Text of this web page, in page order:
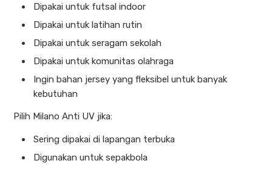
Dipakai untuk futsal indoor
Dipakai untuk latihan rutin
Dipakai untuk seragam sekolah
Dipakai untuk komunitas olahraga
Ingin bahan jersey yang fleksibel untuk banyak
kebutuhan
Pilih Milano Anti UV jika:
Sering dipakai di lapangan terbuka
Digunakan untuk sepakbola